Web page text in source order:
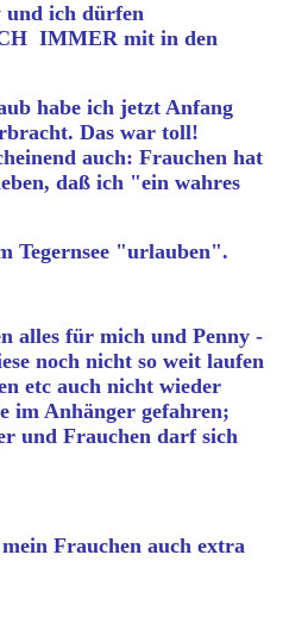
und ich dürfen
IMMER mit in den
habe ich jetzt Anfang
Das war toll!
auch: Frauchen hat
daß ich "ein wahres
Tegernsee "urlauben".
alles für mich und Penny -
noch nicht so weit laufen
etc auch nicht wieder
im Anhänger gefahren;
und Frauchen darf sich
Frauchen auch extra